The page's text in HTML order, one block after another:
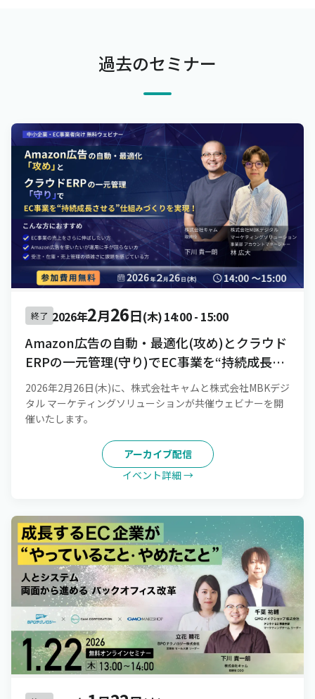
過去のセミナー
終了 2026年2月26日(木)14:00- 15:00
Amazon広告の自動・最適化(攻め)とクラウド
ERPの一元管理(守り)でEC事業を“持続成長さ
せる”仕組みづくりを実現！[録画配信]
2026年2月26日(木)に、株式会社キャムと株式会社MBKデジ
タル マーケティングソリューションが共催ウェビナーを開
催いたします。
アーカイブ配信
イベント詳細 →